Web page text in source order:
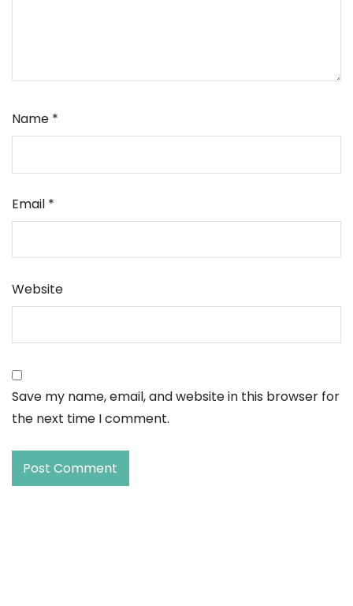
Name *
Email *
Website
Save my name, email, and website in this browser for
the next time I comment.